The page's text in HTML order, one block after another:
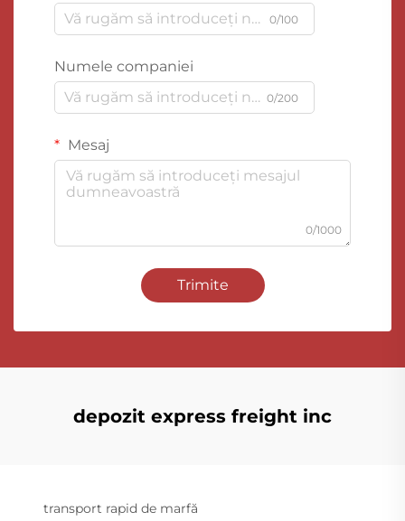
0/100
Numele companiei
0/200
Mesaj
0/1000
Trimite
depozit express freight inc
transport rapid de marfă